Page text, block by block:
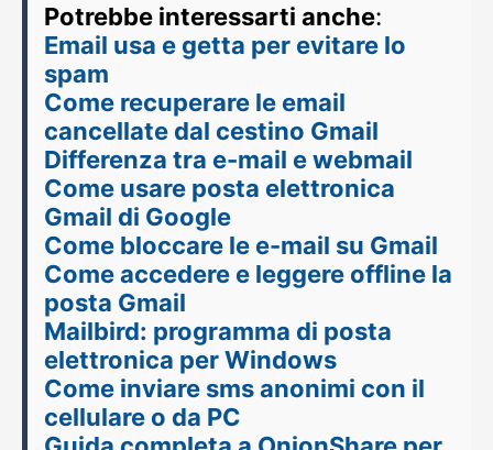
Potrebbe interessarti anche:
Email usa e getta per evitare lo
spam
Come recuperare le email
cancellate dal cestino Gmail
Differenza tra e-mail e webmail
Come usare posta elettronica
Gmail di Google
Come bloccare le e-mail su Gmail
Come accedere e leggere offline la
posta Gmail
Mailbird: programma di posta
elettronica per Windows
Come inviare sms anonimi con il
cellulare o da PC